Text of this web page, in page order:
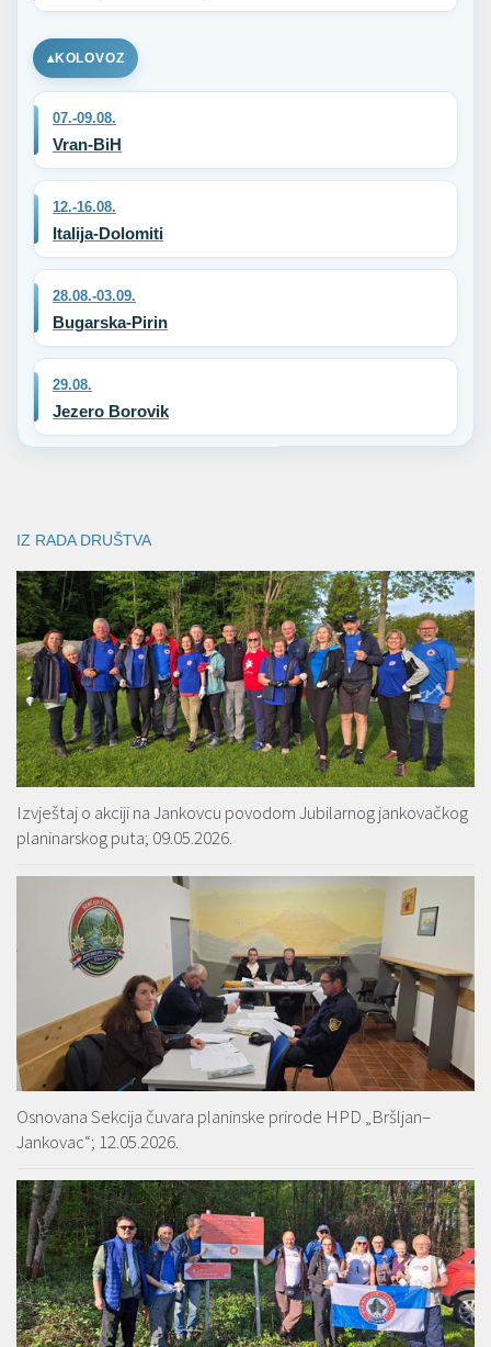
KOLOVOZ
07.-09.08.
Vran-BiH
12.-16.08.
Italija-Dolomiti
28.08.-03.09.
Bugarska-Pirin
29.08.
Jezero Borovik
IZ RADA DRUŠTVA
Izvještaj o akciji na Jankovcu povodom Jubilarnog jankovačkog
planinarskog puta; 09.05.2026.
Osnovana Sekcija čuvara planinske prirode HPD „Bršljan–
Jankovac“; 12.05.2026.